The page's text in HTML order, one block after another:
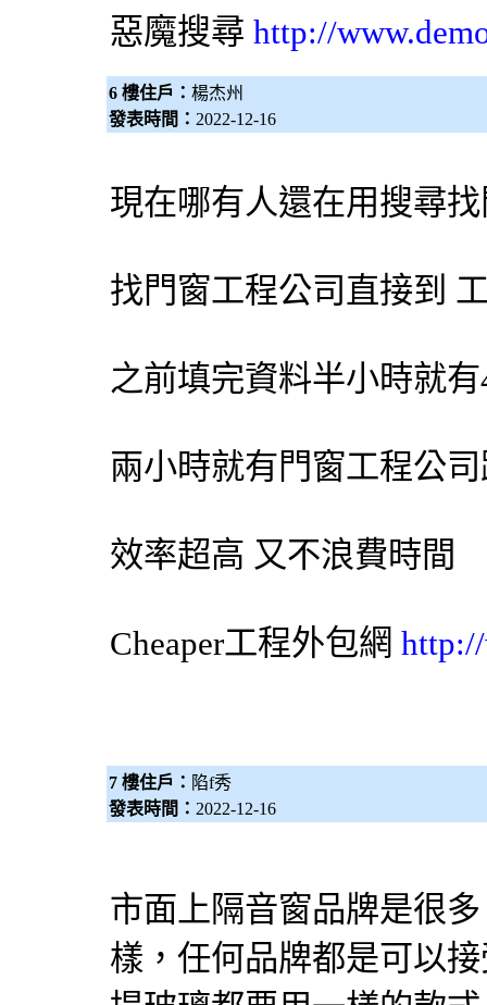
惡魔搜尋 http://
6 樓住戶： 楊杰州
發表時間： 2022-12-16
現在哪有人還在用搜尋
找門窗工程公司直接到
之前填完資料半小時就
兩小時就有門窗工程公
效率超高 又不浪費時間
Cheaper工程外包網
7 樓住戶： 陷f秀
發表時間： 2022-12-16
市面上隔音窗品牌是很
樣，任何品牌都是可以